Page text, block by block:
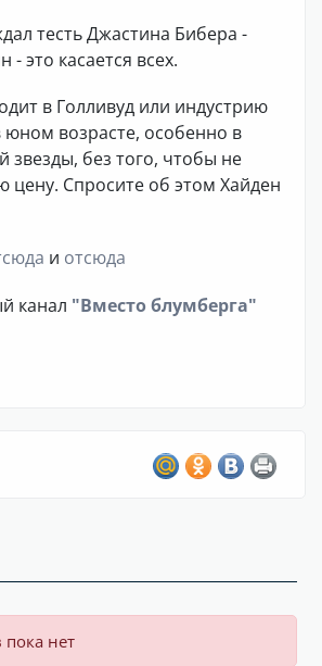
тесть Джастина Бибера -
- это касается всех.
в Голливуд или индустрию
юном возрасте, особенно в
звезды, без того, чтобы не
цену. Спросите об этом Хайден
и отсюда
канал "Вместо блумберга"
нет